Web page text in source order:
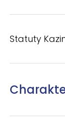
Statuty